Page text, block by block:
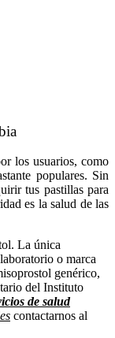
los usuarios, como
populares. Sin
tus pastillas para
es la salud de las
La única
o marca
genérico,
del Instituto
de salud
contactarnos al